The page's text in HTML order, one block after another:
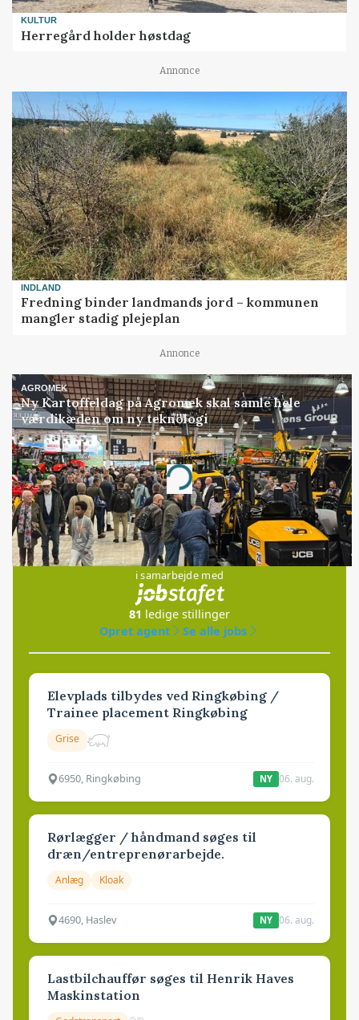
KULTUR
Herregård holder høstdag
Annonce
INDLAND
Fredning binder landmands jord – kommunen
mangler stadig plejeplan
Annonce
AGROMEK
Ny Kartoffeldag på Agromek skal samle hele
værdikæden om ny teknologi
Annonce
Loading...
Jobs
i samarbejde med
81 ledige stillinger
Opret agent
Se alle jobs
Elevplads tilbydes ved Ringkøbing /
Trainee placement Ringkøbing
Grise
6950, Ringkøbing NY 06. aug.
Rørlægger / håndmand søges til
dræn/entreprenørarbejde.
Anlæg Kloak
4690, Haslev NY 06. aug.
Lastbilchauffør søges til Henrik Haves
Maskinstation